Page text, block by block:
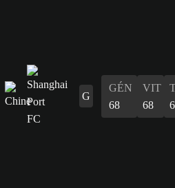
G
GÉN
68
VIT
68